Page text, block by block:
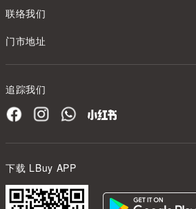
联络我们
门市地址
追踪我们
下载 LBuy APP